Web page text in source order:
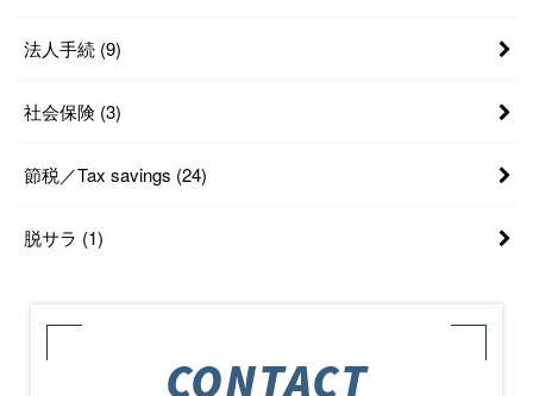
法人手続 (9)
社会保険 (3)
節税／Tax savings (24)
脱サラ (1)
CONTACT